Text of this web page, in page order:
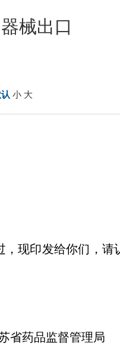
械出口
小 大
现印发给你们，请
理局